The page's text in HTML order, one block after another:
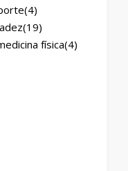
(4)
(19)
física(4)